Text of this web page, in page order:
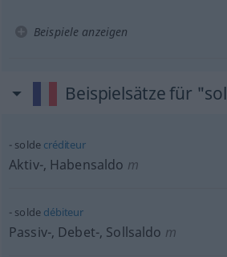
Beispiele anzeigen
Beispielsätze für
solde créditeur
Aktiv-, Habensaldo m
solde débiteur
Passiv-, Debet-, Sollsaldo m